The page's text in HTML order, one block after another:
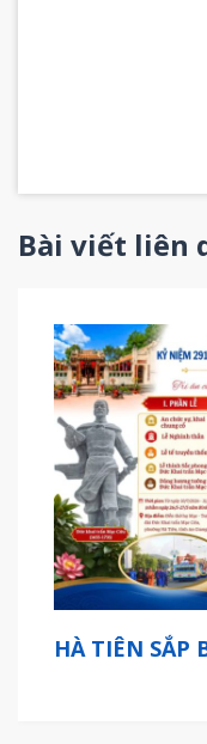
Bài viết liên
HÀ TIÊN SẮP